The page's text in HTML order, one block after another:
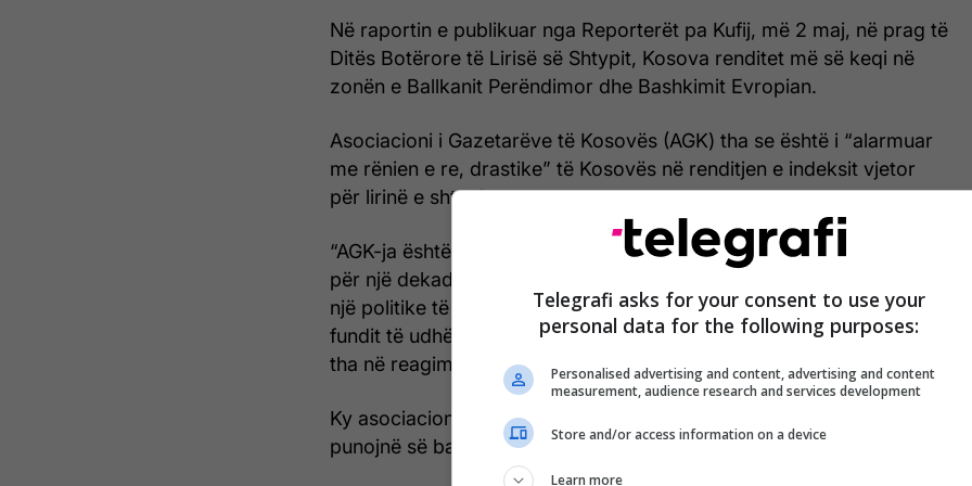
Në raportin e publikuar nga Reporterët pa Kufij, më 2 maj, në prag të
Ditës Botërore të Lirisë së Shtypit, Kosova renditet më së keqi në
zonën e Ballkanit Perëndimor dhe Bashkimit Evropian.
Asociacioni i Gazetarëve të Kosovës (AGK) tha se është i “alarmuar
me rënien e re, drastike” të Kosovës në renditjen e indeksit vjetor
për lirinë e shtypit.
“AGK-ja është thellësisht e shqetësuar me këtë renditje, më e ulëta
për një dekadë, që prej vitit 2015. Megjithatë, e sheh si reflektim të
një politike të vazhdueshme aktive armiqësore të dy vjetëve të
fundit të udhëhequr nga Qeveria e partisë politike, Vetëvendosje”, u
tha në reagimin e AGK-së.
Ky asociacion ftoi aktorët institucionalë e të shoqërisë civile të
punojnë së bashku që të përmirësohet liria e medias në Kosovë.
Telegrafi asks for your consent to use your
personal data for the following purposes:
Personalised advertising and content, advertising and content
measurement, audience research and services development
Store and/or access information on a device
Learn more